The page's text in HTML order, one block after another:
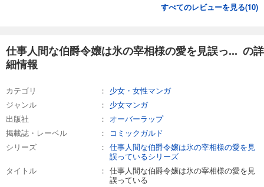
すべてのレビューを見る(10)
仕事人間な伯爵令嬢は氷の宰相様の愛を見誤っ... の詳
細情報
カテゴリ
少女・女性マンガ
ジャンル
少女マンガ
出版社
オーバーラップ
掲載誌・レーベル
コミックガルド
シリーズ
仕事人間な伯爵令嬢は氷の宰相様の愛を見
誤っているシリーズ
タイトル
仕事人間な伯爵令嬢は氷の宰相様の愛を見
誤っている